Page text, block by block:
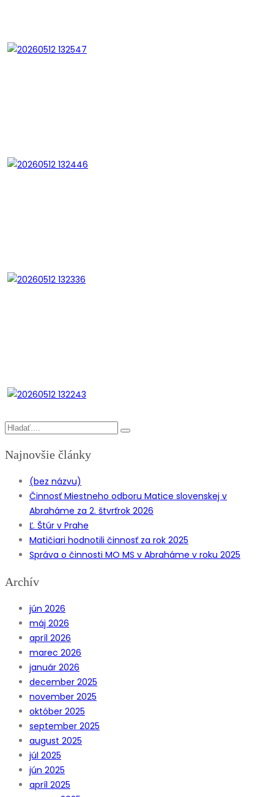
Najnovšie články
(bez názvu)
Činnosť Miestneho odboru Matice slovenskej v
Abraháme za 2. štvrťrok 2026
Ľ. Štúr v Prahe
Matičiari hodnotili činnosť za rok 2025
Správa o činnosti MO MS v Abraháme v roku 2025
Archív
jún 2026
máj 2026
apríl 2026
marec 2026
január 2026
december 2025
november 2025
október 2025
september 2025
august 2025
júl 2025
jún 2025
apríl 2025